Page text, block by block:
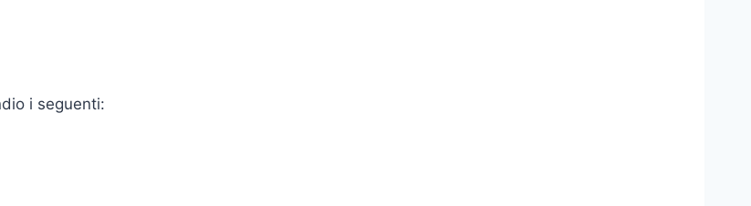
i seguenti: